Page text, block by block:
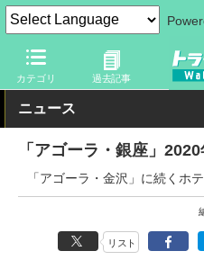
カテゴリ 過去記事
トラベル Watch 地域 国内旅
ニュース
「アゴーラ・銀座」
「アゴーラ・金沢」に続くホ
リスト